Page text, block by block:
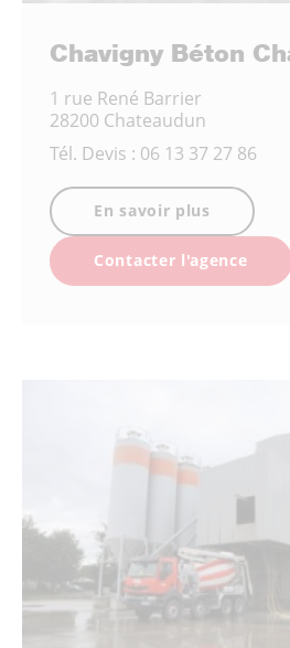
Chavigny Béton
1 rue René Barrier
28200 Chateaudun
Tél. Devis : 06 13 37 27 86
En savoir plus
Contacter l'agence